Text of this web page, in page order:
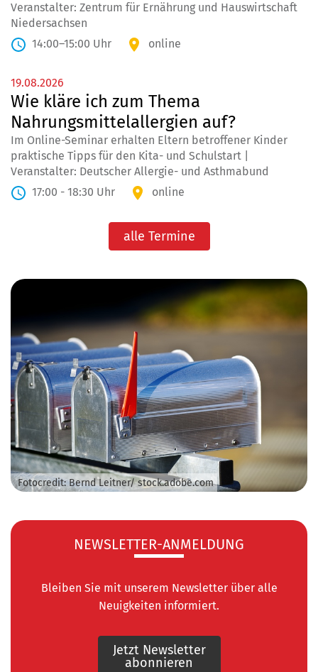
Veranstalter: Zentrum für Ernährung und Hauswirtschaft
Niedersachsen
14:00–15:00 Uhr
online
19.08.2026
Wie kläre ich zum Thema
Nahrungsmittelallergien auf?
Im Online-Seminar erhalten Eltern betroffener Kinder
praktische Tipps für den Kita- und Schulstart |
Veranstalter: Deutscher Allergie- und Asthmabund
17:00 - 18:30 Uhr
online
alle Termine
Fotocredit: Bernd Leitner/ stock.adobe.com
NEWSLETTER-ANMELDUNG
Bleiben Sie mit unserem Newsletter über alle
Neuigkeiten informiert.
Jetzt Newsletter
abonnieren